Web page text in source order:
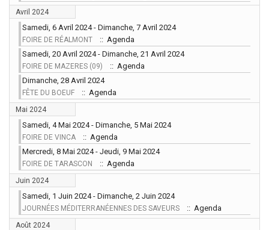
Avril 2024
Samedi, 6 Avril 2024 - Dimanche, 7 Avril 2024
FOIRE DE RÉALMONT
:: Agenda
Samedi, 20 Avril 2024 - Dimanche, 21 Avril 2024
FOIRE DE MAZERES (09)
:: Agenda
Dimanche, 28 Avril 2024
FÊTE DU BOEUF :: Agenda
Mai 2024
Samedi, 4 Mai 2024 - Dimanche, 5 Mai 2024
FOIRE DE VINCA
:: Agenda
Mercredi, 8 Mai 2024 - Jeudi, 9 Mai 2024
FOIRE DE TARASCON :: Agenda
Juin 2024
Samedi, 1 Juin 2024 - Dimanche, 2 Juin 2024
JOURNÉES MÉDITERRANÉENNES DES SAVEURS :: Agenda
Août 2024